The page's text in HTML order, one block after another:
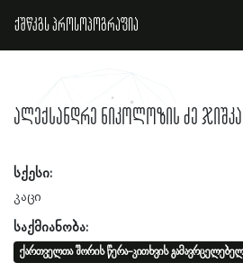
ქშწკგს პროსოპოგრაფია
ალექსანდრე ნიკოლოზის ძე
სქესი:
კაცი
საქმიანობა:
ქართველთა შორის წერა-კითხვის